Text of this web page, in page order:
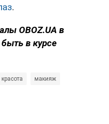
.
OBOZ.UA в
в курсе
красота макияж